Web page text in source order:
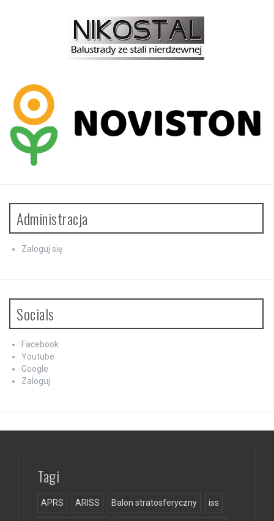
Administracja
Zaloguj się
Socials
Facebook
Youtube
Google
Zaloguj
Tagi
APRS ARISS Balon stratosferyczny iss